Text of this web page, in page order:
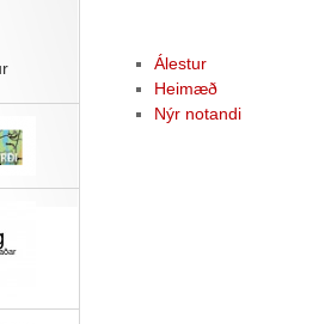
Álestur
Heimæð
Nýr notandi